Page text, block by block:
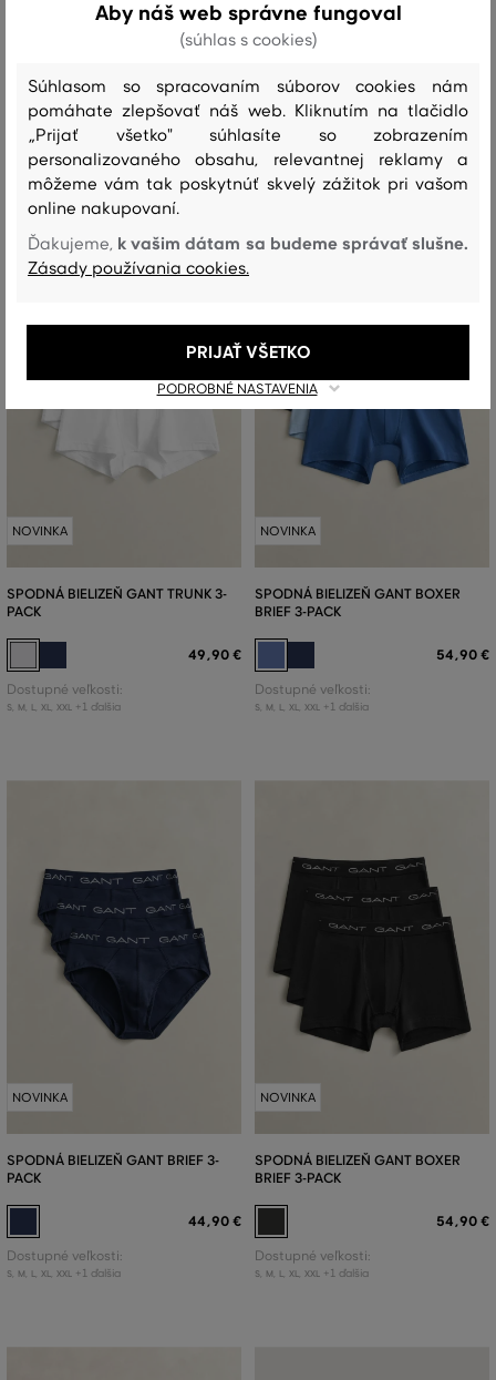
SPODNÁ BIELIZEŇ GANT CORE
44,90 €
Dostupné veľkosti:
L , XL XXL +1 ďalšia
SPODNÁ BIELIZEŇ GANT TRUNK 3-
PACK
54,90 €
S, M, L XXL +1 ďalšia
NOVINKA
SPODNÁ BIELIZEŇ GANT TRUNK 3-
PACK
49,90 €
Dostupné veľkosti:
S, M L XL XXL +1 ďalšia
NOVINKA
SPODNÁ BIELIZEŇ GANT BOXER
BRIEF 3-PACK
54,90 €
Dostupné veľkosti:
S, M L XL XXL +1 ďalšia
NOVINKA
SPODNÁ BIELIZEŇ GANT BRIEF 3-
PACK
44,90 €
Dostupné veľkosti:
S, M L XL XXL +1 ďalšia
NOVINKA
SPODNÁ BIELIZEŇ GANT BOXER
BRIEF 3-PACK
54,90 €
Dostupné veľkosti:
S, M L XL XXL +1 ďalšia
Aby náš web správne fungoval
(súhlas s cookies)
Súhlasom so spracovaním súborov cookies nám
pomáhate zlepšovať náš web. Kliknutím na tlačidlo
„Prijať všetko" súhlasíte so zobrazením
personalizovaného obsahu, relevantnej reklamy a
môžeme vám tak poskytnúť skvelý zážitok pri vašom
online nakupovaní.
Ďakujeme, k vašim dátam sa budeme správať slušne.
Zásady používania cookies.
PODROBNÉ NASTAVENIA
PRIJAŤ VŠETKO